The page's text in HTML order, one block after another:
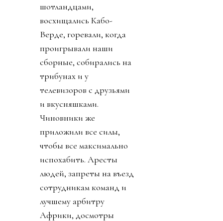
шотландцами,
восхищались Кабо-
Верде, горевали, когда
проигрывали наши
сборные, собирались на
трибунах и у
телевизоров с друзьями
и вкусняшками.
Чиновники же
приложили все силы,
чтобы все максимально
испохабить. Аресты
людей, запреты на въезд
сотрудникам команд и
лучшему арбитру
Африки, досмотры